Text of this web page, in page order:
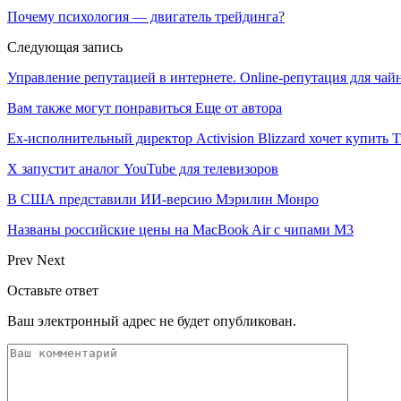
Почему психология — двигатель трейдинга?
Следующая запись
Управление репутацией в интернете. Online-репутация для
Вам также могут понравиться Еще от автора
Ex-исполнительный директор Activision Blizzard хочет купить
X запустит аналог YouTube для телевизоров
В США представили ИИ-версию Мэрилин Монро
Названы российские цены на MacBook Air с чипами M3
Prev Next
Оставьте ответ
Ваш электронный адрес не будет опубликован.